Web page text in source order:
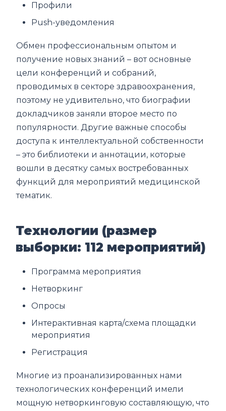
Профили
Push-уведомления
Обмен профессиональным опытом и
получение новых знаний – вот основные
цели конференций и собраний,
проводимых в секторе здравоохранения,
поэтому не удивительно, что биографии
докладчиков заняли второе место по
популярности. Другие важные способы
доступа к интеллектуальной собственности
– это библиотеки и аннотации, которые
вошли в десятку самых востребованных
функций для мероприятий медицинской
тематик.
Технологии (размер
выборки: 112 мероприятий)
Программа мероприятия
Нетворкинг
Опросы
Интерактивная карта/схема площадки
мероприятия
Регистрация
Многие из проанализированных нами
технологических конференций имели
мощную нетворкинговую составляющую, что